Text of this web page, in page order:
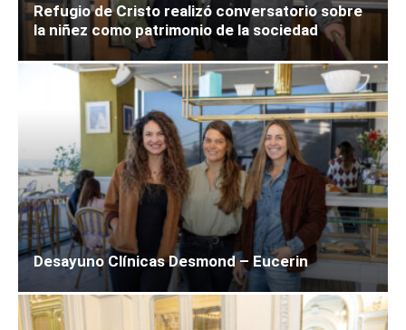
Refugio de Cristo realizó conversatorio sobre
la niñez como patrimonio de la sociedad
Desayuno Clínicas Desmond – Eucerin